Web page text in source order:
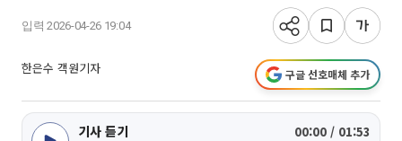
입력 2026-04-26 19:04
한은수 객원기자 구글 선호매체 추가
기사 듣기 00:00 / 01:53